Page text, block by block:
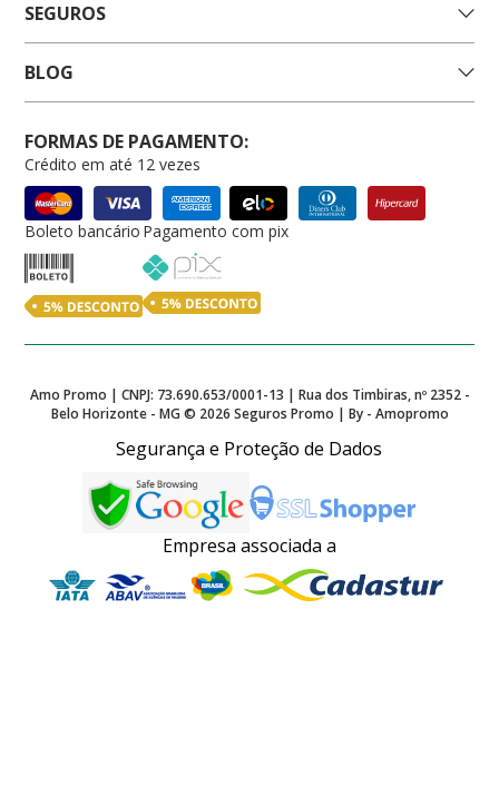
SEGUROS
BLOG
FORMAS DE PAGAMENTO:
Crédito em até 12 vezes
Boleto bancário Pagamento com pix
Amo Promo | CNPJ: 73.690.653/0001-13 | Rua dos Timbiras, nº 2352 -
Belo Horizonte - MG © 2026 Seguros Promo | By - Amopromo
Segurança e Proteção de Dados
Empresa associada a